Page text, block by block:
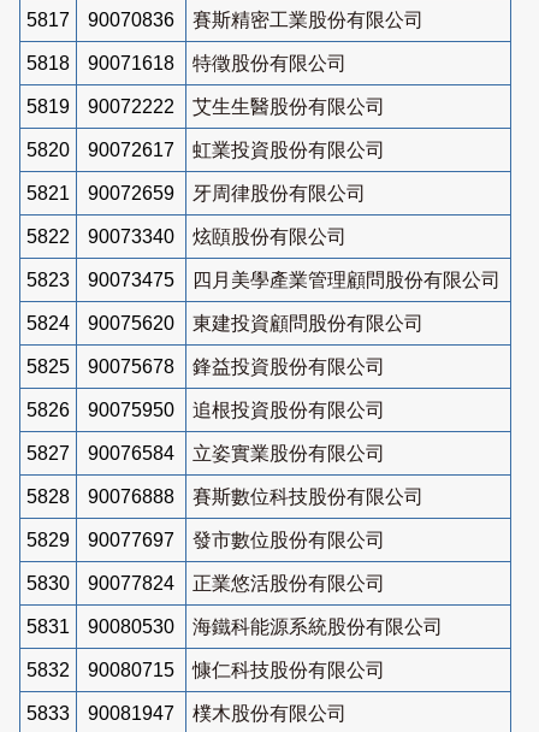
5817 90070836 賽斯精密工業股份有限公司
5818 90071618 特徵股份有限公司
5819 90072222 艾生生醫股份有限公司
5820 90072617 虹業投資股份有限公司
5821 90072659 牙周律股份有限公司
5822 90073340 炫頤股份有限公司
5823 90073475 四月美學產業管理顧問股份有限公司
5824 90075620 東建投資顧問股份有限公司
5825 90075678 鋒益投資股份有限公司
5826 90075950 追根投資股份有限公司
5827 90076584 立姿實業股份有限公司
5828 90076888 賽斯數位科技股份有限公司
5829 90077697 發市數位股份有限公司
5830 90077824 正業悠活股份有限公司
5831 90080530 海鐵科能源系統股份有限公司
5832 90080715 慷仁科技股份有限公司
5833 90081947 樸木股份有限公司